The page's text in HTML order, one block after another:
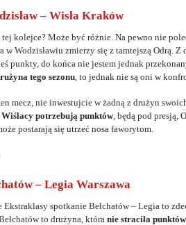
– Wisła Kraków
tej kolejce? Może być różnie. Na pewno nie
w Wodzisławiu zmierzy się z tamtejszą Odrą.
punkty, do końca nie jestem jednak
tego sezonu, to jednak nie są oni w
mecz, nie inwestujcie w żadną z drużyn
Wiślacy potrzebują punktów, będą pod presją,
postarają się utrzeć nosa faworytom.
– Legia Warszawa
Ekstraklasy spotkanie Bełchatów – Legia to
to drużyna, która nie straciła